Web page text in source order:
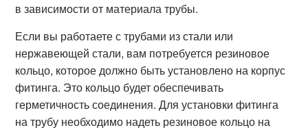
в зависимости от материала трубы.
Если вы работаете с трубами из стали или
нержавеющей стали, вам потребуется резиновое
кольцо, которое должно быть установлено на корпус
фитинга. Это кольцо будет обеспечивать
герметичность соединения. Для установки фитинга
на трубу необходимо надеть резиновое кольцо на